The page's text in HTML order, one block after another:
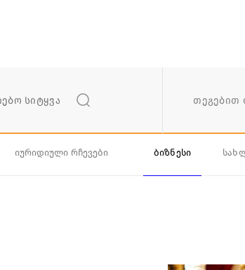
თეგებით
იურიდიული რჩევები ბიზნესი